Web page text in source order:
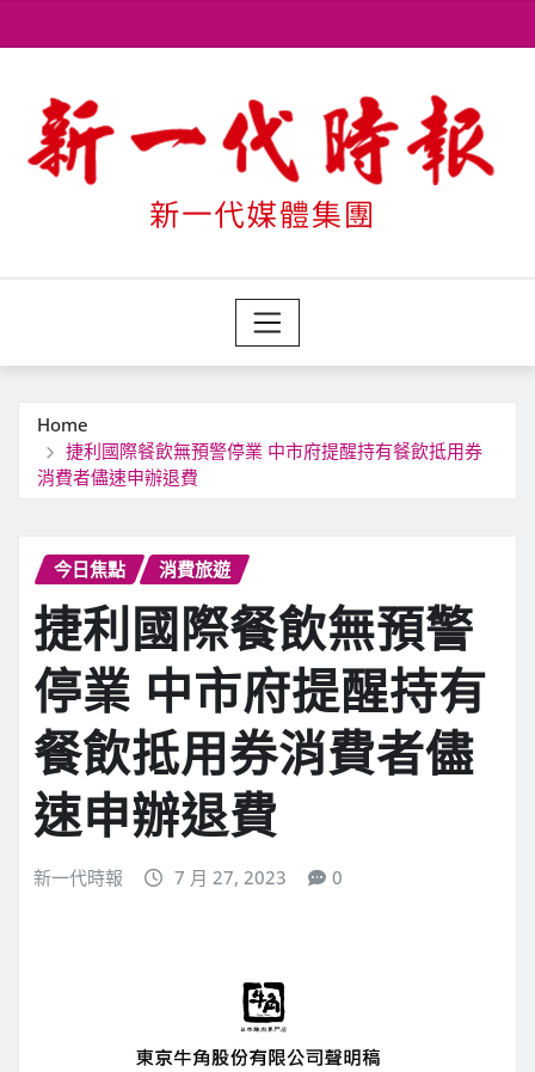
to
Home
捷利國際餐飲無預警停業 中市府提醒持有餐飲抵用券
消費者儘速申辦退費
今日焦點 消費旅遊
捷利國際餐飲無預警
停業 中市府提醒持有
餐飲抵用券消費者儘
速申辦退費
新一代時報 7 月 27, 2023 0